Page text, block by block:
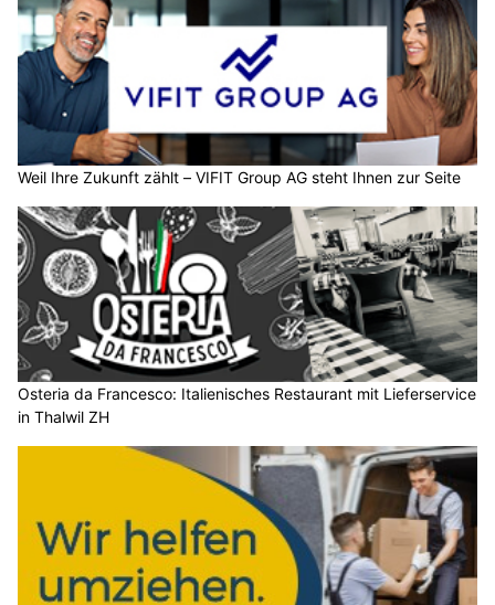
Weil Ihre Zukunft zählt – VIFIT Group AG steht Ihnen zur Seite
Osteria da Francesco: Italienisches Restaurant mit Lieferservice
in Thalwil ZH